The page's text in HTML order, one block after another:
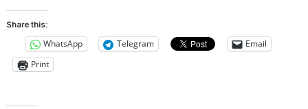
Share this:
WhatsApp Telegram
Email
Print